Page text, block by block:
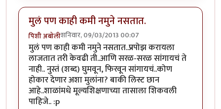
मुलं पण काही कमी नमुने नसतात.
पिशी अबोलीशनिवार, 09/03/2013 00:07
मुलं पण काही कमी नमुने नसतात..प्रपोझ करायला
लाजतात तरी केवढी ती..आणि सरळ-सरळ सांगायचं ते
नाही.. नुस्तं (शब्द) घुमवून, फिरवून सांगायचं..कोण
होकार देणार अशा मुलांना? बाकी लिस्ट छान
आहे..शाळांमधे मूल्यशिक्षणाच्या तासाला शिकवली
पाहिजे.. :p